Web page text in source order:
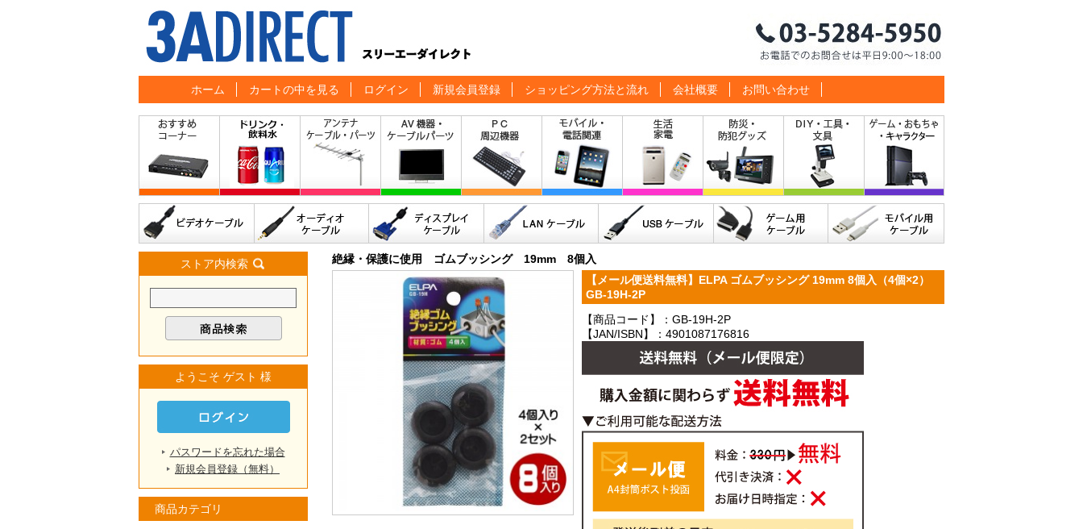
ホーム カートの中を見る ログイン 新規会員登録 ショッピング方法と流れ 会社概要 お問い合わせ
ストア内検索
ようこそ ゲスト 様
パスワードを忘れた場合
新規会員登録（無料）
商品カテゴリ
絶縁・保護に使用 ゴムブッシング 19mm 8個入
【メール便送料無料】ELPA ゴムブッシング 19mm 8個入（4個×2）
GB-19H-2P
【商品コード】：GB-19H-2P
【JAN/ISBN】：4901087176816